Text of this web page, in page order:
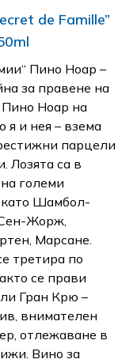
de Famille”
Пино Ноар –
за правене на
Ноар на
я и нея – взема
парцели
Лозята са в
големи
Шамбол-
Жорж,
Марсане.
третира по
се прави
Гран Крю –
внимателен
отлежаване в
Вино за